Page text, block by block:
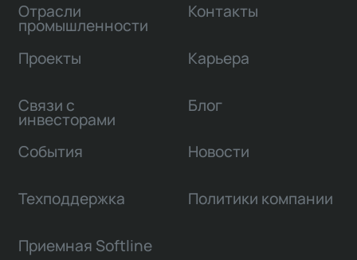
Отрасли
промышленности
Проекты
Связи с
инвесторами
Контакты
Карьера
Блог
События Новости
Техподдержка Политики компании
Приемная Softline